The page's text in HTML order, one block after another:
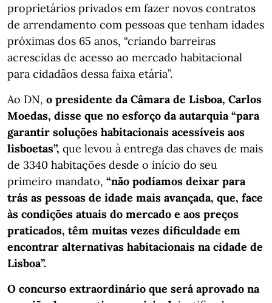
proprietários privados em fazer novos contratos
de arrendamento com pessoas que tenham idades
próximas dos 65 anos, “criando barreiras
acrescidas de acesso ao mercado habitacional
para cidadãos dessa faixa etária”.
Ao DN, o presidente da Câmara de Lisboa, Carlos
Moedas, disse que no esforço da autarquia “para
garantir soluções habitacionais acessíveis aos
lisboetas”, que levou à entrega das chaves de mais
de 3340 habitações desde o início do seu
primeiro mandato, “não podíamos deixar para
trás as pessoas de idade mais avançada, que, face
às condições atuais do mercado e aos preços
praticados, têm muitas vezes dificuldade em
encontrar alternativas habitacionais na cidade de
Lisboa”.
O concurso extraordinário que será aprovado na